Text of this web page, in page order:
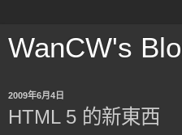
WanCW's
2009年6月4日
HTML 5 的新東西